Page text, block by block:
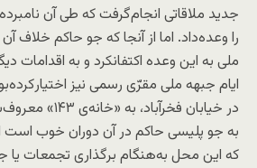
جدید ملاقاتی انجام‌گرفت که طی آن نامبرده
را وعده‌داد. اما از آنجا که جو حاکم خلاف
ملی به این وعده اکتفانکرد و به اقدامات
ایام جبهه ملی مقرّی رسمی نیز
در خیابان
به جو پلیسی حاکم در آن دوران خوب است
که این محل به‌هنگام برگذاری تجمعات یا